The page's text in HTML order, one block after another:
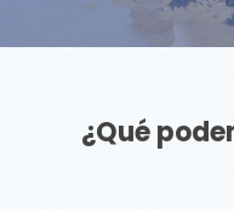
¿Qué